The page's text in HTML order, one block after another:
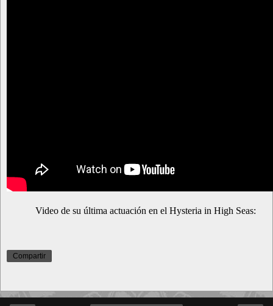
Video de su última actuación en el Hysteria in High Seas:
Compartir